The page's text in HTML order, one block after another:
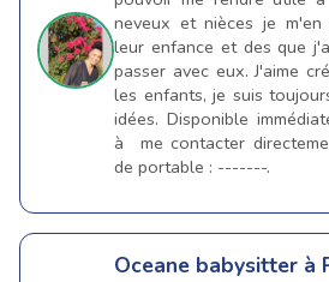
neveux et nièces je m'en
leur enfance et des que
passer avec eux. J'aime
les enfants, je suis
idées. Disponible
à me contacter
de portable : -------.
Oceane babysitter à